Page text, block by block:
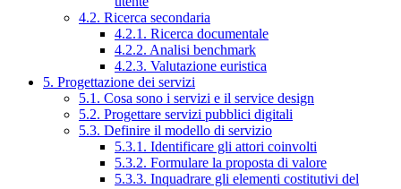
4.2. Ricerca secondaria
4.2.1. Ricerca documentale
4.2.2. Analisi benchmark
4.2.3. Valutazione euristica
5. Progettazione dei servizi
5.1. Cosa sono i servizi e il service design
5.2. Progettare servizi pubblici digitali
5.3. Definire il modello di servizio
5.3.1. Identificare gli attori coinvolti
5.3.2. Formulare la proposta di valore
5.3.3. Inquadrare gli elementi costitutivi del